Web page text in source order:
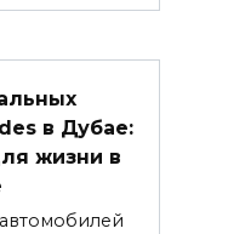
в Дубае:
жизни в